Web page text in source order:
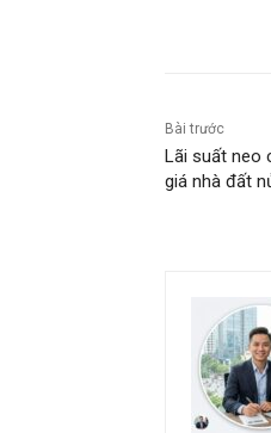
Bài trước
Lãi suất neo
giá nhà đất